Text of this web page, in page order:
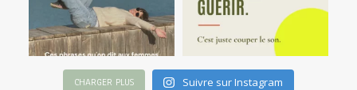
CHARGER PLUS Suivre sur Instagram